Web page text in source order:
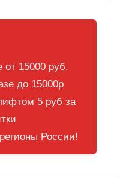
от 15000 руб.
до 15000р
5 руб за
России!